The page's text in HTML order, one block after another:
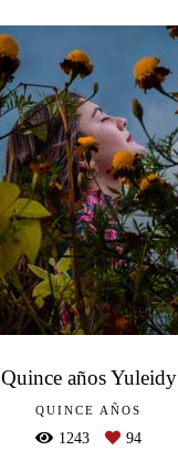
Quince años Yuleidy
QUINCE AÑOS
1243 94